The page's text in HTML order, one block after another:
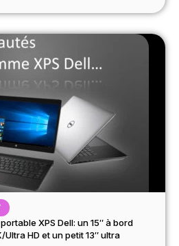
XPS Dell: un 15″ à bord
HD et un petit 13″ ultra